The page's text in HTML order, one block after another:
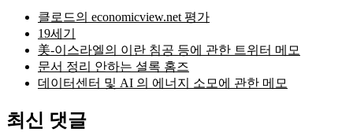
클로드의 economicview.net 평가
19세기
美-이스라엘의 이란 침공 등에 관한 트위터 메모
문서 정리 안하는 셜록 홈즈
데이터센터 및 AI 의 에너지 소모에 관한 메모
최신 댓글